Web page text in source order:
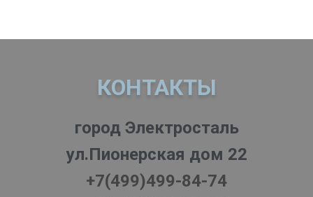
КОНТАКТЫ
город Электросталь
ул.Пионерская дом 22
+7(499)499-84-74